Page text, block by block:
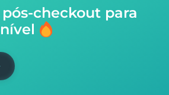
checkout para